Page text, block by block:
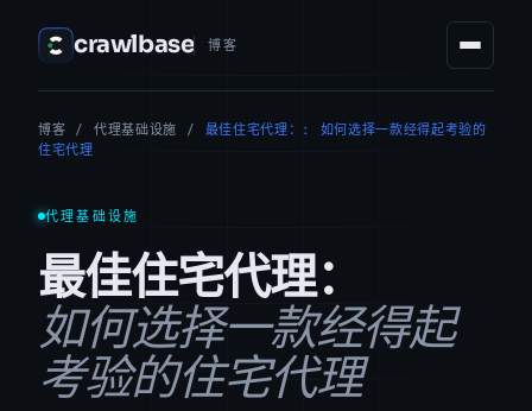
crawlbase 博客
博客 / 代理基础设施 /
最佳住宅代理：: 如何选择一款经得起考验的
住宅代理
代理基础设施
最佳住宅代理：
如何选择一款经得起
考验的住宅代理